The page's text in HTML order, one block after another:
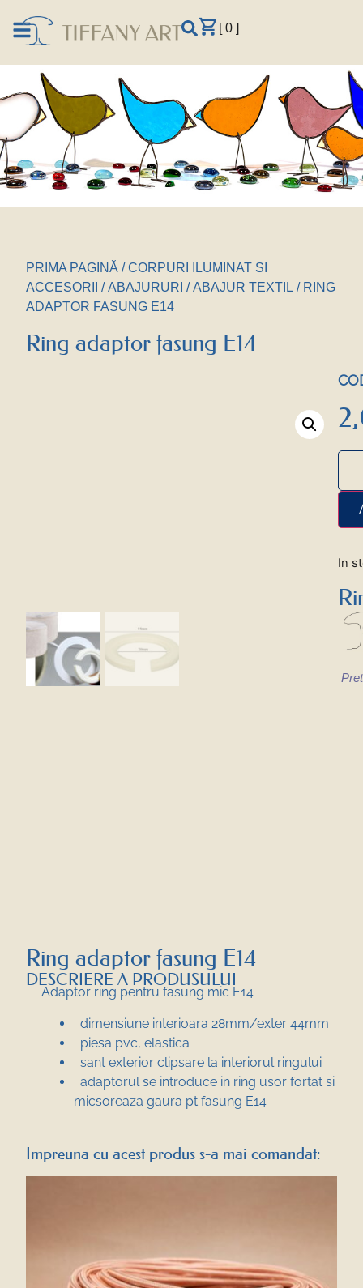
[ 0 ]
PRIMA PAGINĂ /CORPURI ILUMINAT SI
ACCESORII
/ABAJURURI /ABAJUR TEXTIL / RING
ADAPTOR FASUNG E14
Ring adaptor fasung E14
In
Ring adaptor fasung E14
DESCRIERE A PRODUSULUI
Adaptor ring pentru fasung mic E14
dimensiune interioara 28mm/exter 44mm
piesa pvc, elastica
sant exterior clipsare la interiorul ringului
adaptorul se introduce in ring usor fortat si
micsoreaza gaura pt fasung E14
Impreuna cu acest produs s-a mai comandat: